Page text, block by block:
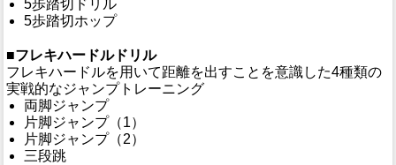
5歩踏切ドリル
5歩踏切ホップ
■フレキハードルドリル
フレキハードルを用いて距離を出すことを意識した4種類の
実戦的なジャンプトレーニング
両脚ジャンプ
片脚ジャンプ（1）
片脚ジャンプ（2）
三段跳